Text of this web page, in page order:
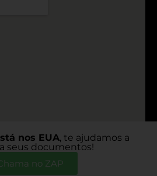
nos EUA, te ajudamos a
seus documentos!
no ZAP
RESERVADOS A DESPACHANTE
55- 2023